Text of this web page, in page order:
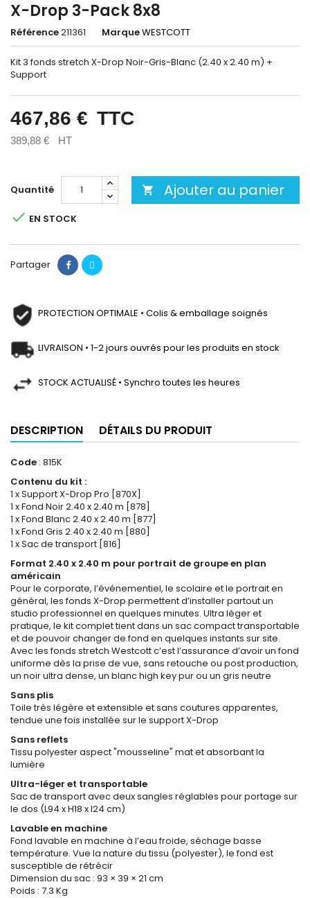
X-Drop 3-Pack 8x8
Référence211361 MarqueWESTCOTT
Kit 3 fonds stretch X-Drop Noir-Gris-Blanc (2.40 x 2.40 m) +
Support
467,86 € TTC
389,88 € HT
Quantité  Ajouter au panier
 EN STOCK
Partager
PROTECTION OPTIMALE • Colis & emballage soignés
LIVRAISON • 1-2 jours ouvrés pour les produits en stock
STOCK ACTUALISÉ • Synchro toutes les heures
DESCRIPTION DÉTAILS DU PRODUIT
Code : 815K
Contenu du kit :
1 x Support X-Drop Pro [870X]
1 x Fond Noir 2.40 x 2.40 m [878]
1 x Fond Blanc 2.40 x 2.40 m [877]
1 x Fond Gris 2.40 x 2.40 m [880]
1 x Sac de transport [816]
Format 2.40 x 2.40 m pour portrait de groupe en plan
américain
Pour le corporate, l’événementiel, le scolaire et le portrait en
général, les fonds X-Drop permettent d’installer partout un
studio professionnel en quelques minutes. Ultra léger et
pratique, le kit complet tient dans un sac compact transportable
et de pouvoir changer de fond en quelques instants sur site.
Avec les fonds stretch Westcott c’est l’assurance d’avoir un fond
uniforme dès la prise de vue, sans retouche ou post production,
un noir ultra dense, un blanc high key pur ou un gris neutre
Sans plis
Toile très légère et extensible et sans coutures apparentes,
tendue une fois installée sur le support X-Drop
Sans reflets
Tissu polyester aspect "mousseline" mat et absorbant la
lumière
Ultra-léger et transportable
Sac de transport avec deux sangles réglables pour portage sur
le dos (L94 x H18 x l24 cm)
Lavable en machine
Fond lavable en machine à l’eau froide, séchage basse
température. Vue la nature du tissu (polyester), le fond est
susceptible de rétrécir
Dimension du sac : 93 × 39 × 21 cm
Poids : 7.3 Kg